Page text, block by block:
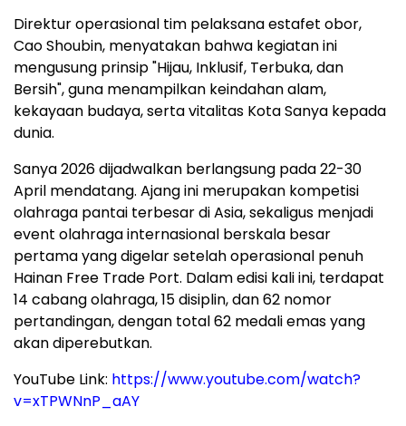
Direktur operasional tim pelaksana estafet obor,
Cao Shoubin, menyatakan bahwa kegiatan ini
mengusung prinsip "Hijau, Inklusif, Terbuka, dan
Bersih", guna menampilkan keindahan alam,
kekayaan budaya, serta vitalitas Kota Sanya kepada
dunia.
Sanya 2026 dijadwalkan berlangsung pada 22-30
April mendatang. Ajang ini merupakan kompetisi
olahraga pantai terbesar di Asia, sekaligus menjadi
event olahraga internasional berskala besar
pertama yang digelar setelah operasional penuh
Hainan Free Trade Port. Dalam edisi kali ini, terdapat
14 cabang olahraga, 15 disiplin, dan 62 nomor
pertandingan, dengan total 62 medali emas yang
akan diperebutkan.
YouTube Link: https://www.youtube.com/watch?
v=xTPWNnP_aAY